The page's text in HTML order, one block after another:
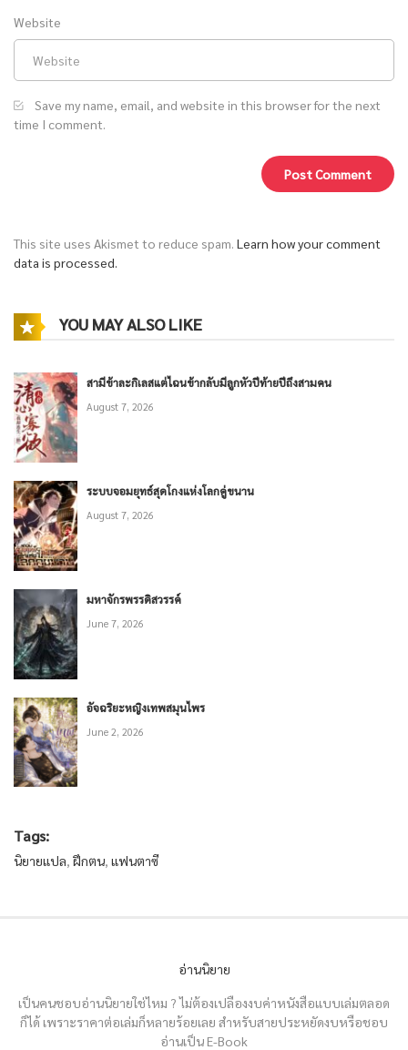
Website
Save my name, email, and website in this browser for the next
time I comment.
This site uses Akismet to reduce spam. Learn how your comment
data is processed.
YOU MAY ALSO LIKE
สามีข้าละกิเลสแต่ไฉนข้ากลับมีลูกหัวปีท้ายปีถึงสามคน
August 7, 2026
ระบบจอมยุทธ์สุดโกงแห่งโลกคู่ขนาน
August 7, 2026
มหาจักรพรรดิสวรรค์
June 7, 2026
อัจฉริยะหญิงเทพสมุนไพร
June 2, 2026
Tags:
นิยายแปล, ฝึกตน, แฟนตาซี
อ่านนิยาย
เป็นคนชอบอ่านนิยายใช่ไหม ? ไม่ต้องเปลืองงบค่าหนังสือแบบเล่มตลอด
ก็ได้ เพราะราคาต่อเล่มก็หลายร้อยเลย สำหรับสายประหยัดงบหรือชอบ
อ่านเป็น E-Book